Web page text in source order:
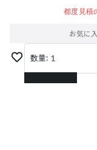
都度見積
お気に
数量: 1
1